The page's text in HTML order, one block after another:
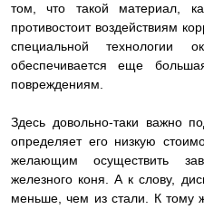
том, что такой материал,
противостоит воздействиям
специальной технологии
обеспечивается еще
повреждениям.
Здесь довольно-таки важно
определяет его низкую
желающим осуществить
железного коня. А к слову,
меньше, чем из стали. К тому